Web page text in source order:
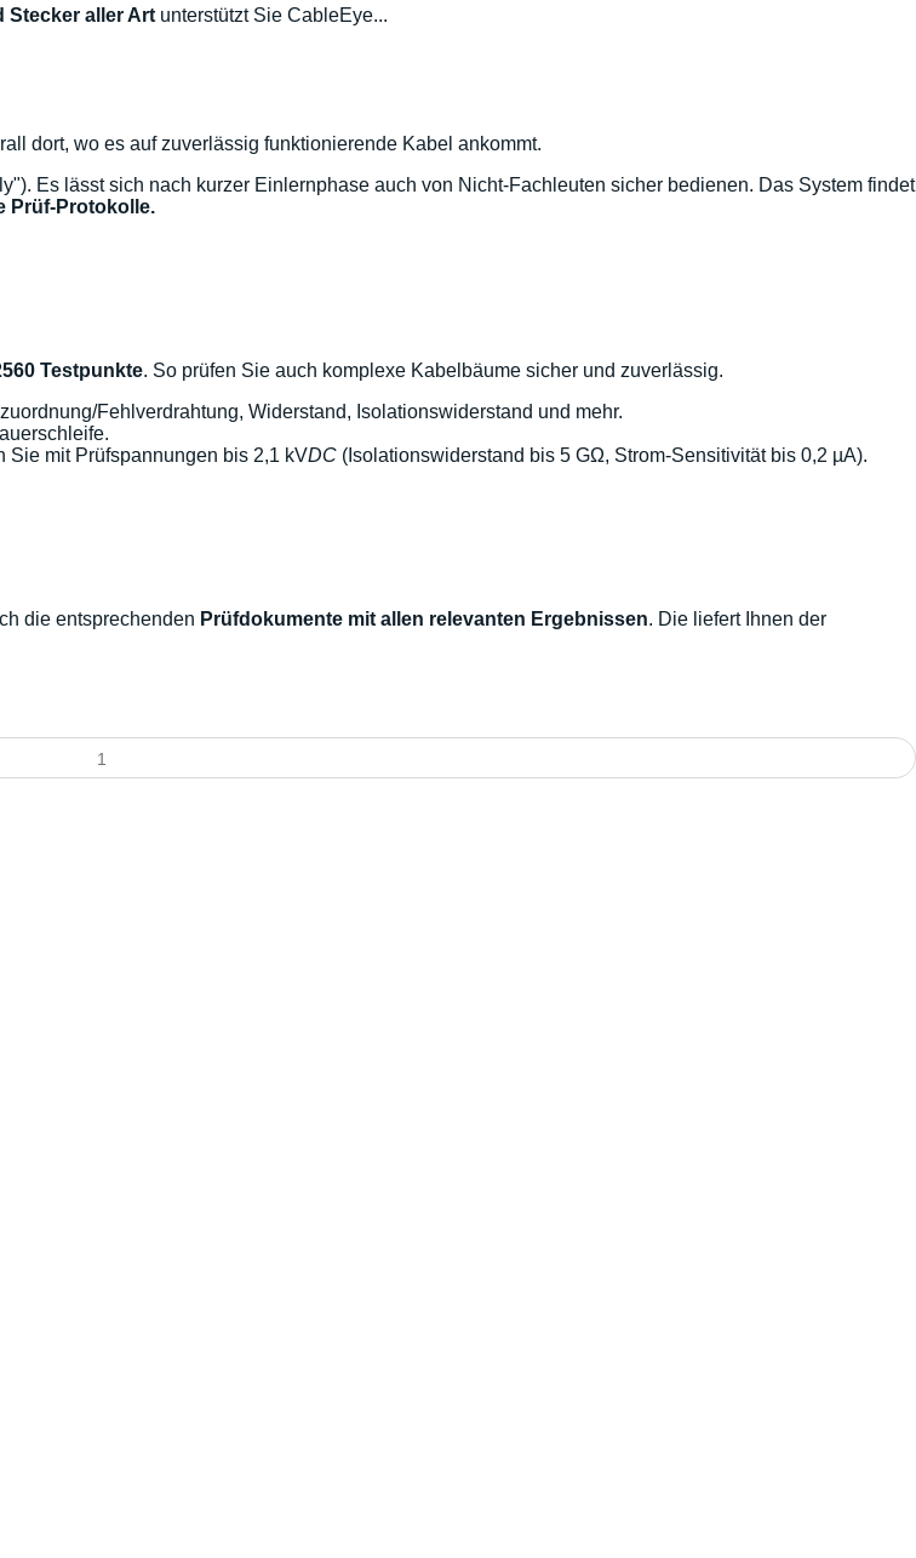
Stecker aller Art unterstützt Sie CableEye...
dort, wo es auf zuverlässig funktionierende Kabel ankommt.
Es lässt sich nach kurzer Einlernphase auch von Nicht-Fachleuten sicher bedienen. Das System findet
Prüf-Protokolle.
Testpunkte. So prüfen Sie auch komplexe Kabelbäume sicher und zuverlässig.
Fehlverdrahtung, Widerstand, Isolationswiderstand und mehr.
Sie mit Prüfspannungen bis 2,1 kVDC (Isolationswiderstand bis 5 GΩ, Strom-Sensitivität bis 0,2 µA).
die entsprechenden Prüfdokumente mit allen relevanten Ergebnissen. Die liefert Ihnen der